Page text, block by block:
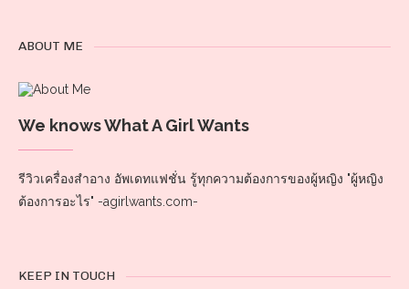
ABOUT ME
We knows What A Girl Wants
รีวิวเครื่องสำอาง อัพเดทแฟชั่น รู้ทุกความต้องการของผู้หญิง "ผู้หญิง
ต้องการอะไร" -agirlwants.com-
KEEP IN TOUCH